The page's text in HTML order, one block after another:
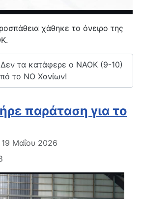
χάθηκε το όνειρο της
Δεν τα κατάφερε ο ΝΑΟΚ (9-10)
το ΝΟ Χανίων!
παράταση για το
Μαΐου 2026